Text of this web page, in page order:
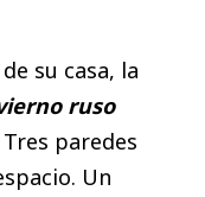
su casa, la
ruso
paredes
Un